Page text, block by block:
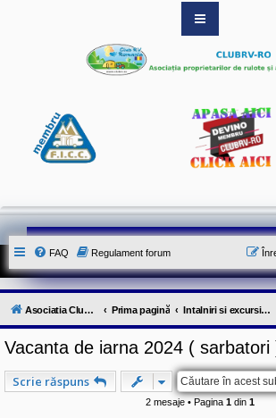
a
l
s
o
i
a
i
i
C
FAQ Regulament forum
Asociatia ClubRV-RO Prima pagină Intalniri si excursii in cadrul comunitatii
Vacanta de iarna 2024 ( sarbatori
Scrie răspuns
2 mesaje • Pagina 1 din 1